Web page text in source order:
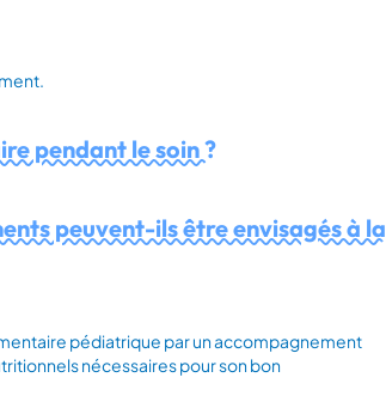
pendant le soin ?
peuvent-ils être envisagés à la
pédiatrique par un accompagnement
nécessaires pour son bon